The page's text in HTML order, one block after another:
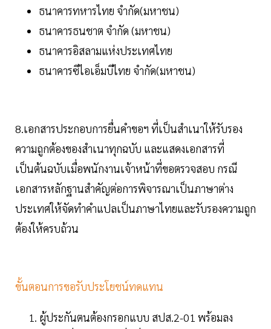
ธนาคารทหารไทย จำกัด(มหาชน)
ธนาคารธนชาต จำกัด (มหาชน)
ธนาคารอิสลามแห่งประเทศไทย
ธนาคารซีไอเอ็มบีไทย จำกัด(มหาชน)
8.เอกสารประกอบการยื่นคำขอฯ ที่เป็นสำเนาให้รับรอง
ความถูกต้องของสำเนาทุกฉบับ และแสดงเอกสารที่
เป็นต้นฉบับเมื่อพนักงานเจ้าหน้าที่ขอตรวจสอบ กรณี
เอกสารหลักฐานสำคัญต่อการพิจารณาเป็นภาษาต่าง
ประเทศให้จัดทำคำแปลเป็นภาษาไทยและรับรองความถูก
ต้องให้ครบถ้วน
ขั้นตอนการขอรับประโยชน์ทดแทน
ผู้ประกันตนต้องกรอกแบบ สปส.2-01 พร้อมลง